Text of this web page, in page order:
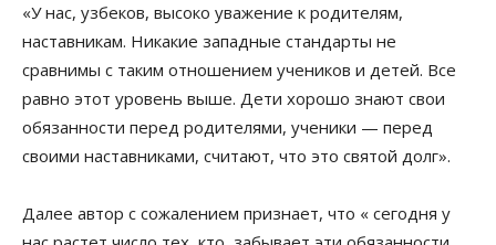
«У нас, узбеков, высоко уважение к родителям,
наставникам. Никакие западные стандарты не
сравнимы с таким отношением учеников и детей. Все
равно этот уровень выше. Дети хорошо знают свои
обязанности перед родителями, ученики — перед
своими наставниками, считают, что это святой долг».
Далее автор с сожалением признает, что « сегодня у